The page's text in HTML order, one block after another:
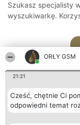
ORŁY GSM
21:21
Cześć, chętnie Ci
odpowiedni temat
Szukasz specjalisty
wyszukiwarkę.
Organizator plebiscytu